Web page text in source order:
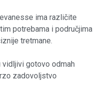
ima različite
potrebama i područjima
tretmane.
vidljivi gotovo odmah
zadovoljstvo